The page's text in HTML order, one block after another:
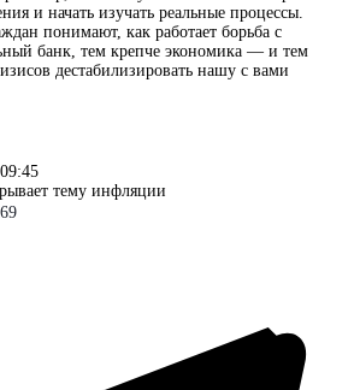
и начать изучать реальные процессы.
понимают, как работает борьба с
банк, тем крепче экономика — и тем
дестабилизировать нашу с вами
тему инфляции